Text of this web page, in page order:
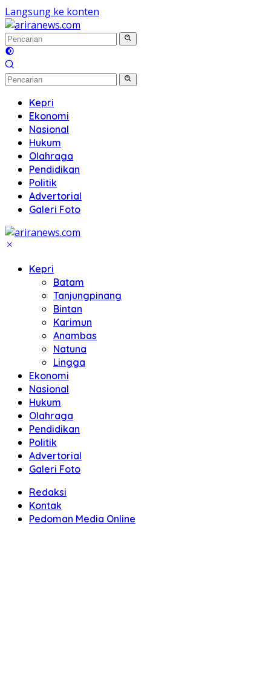
Langsung ke konten
Kepri
Ekonomi
Nasional
Hukum
Olahraga
Pendidikan
Politik
Advertorial
Galeri Foto
Kepri
Batam
Tanjungpinang
Bintan
Karimun
Anambas
Natuna
Lingga
Ekonomi
Nasional
Hukum
Olahraga
Pendidikan
Politik
Advertorial
Galeri Foto
Redaksi
Kontak
Pedoman Media Online